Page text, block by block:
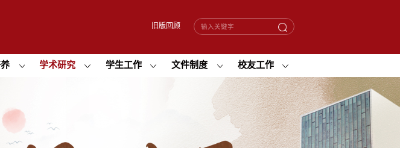
旧版回顾
学术研究 学生工作 文件制度 校友工作